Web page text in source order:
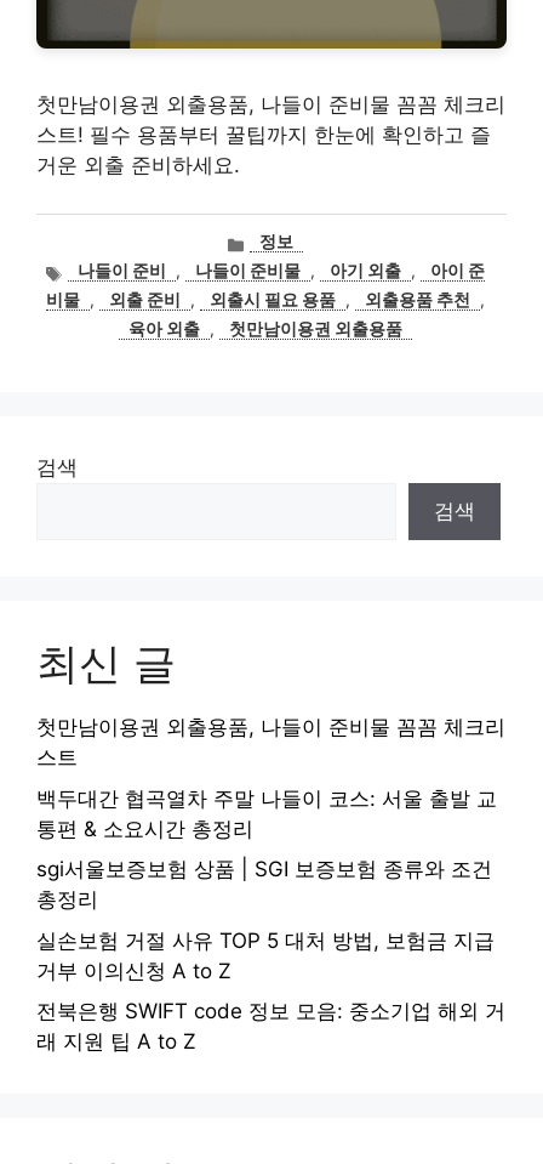
첫만남이용권 외출용품, 나들이 준비물 꼼꼼 체크리
스트! 필수 용품부터 꿀팁까지 한눈에 확인하고 즐
거운 외출 준비하세요.
카
테
고
리
정보
태
그
나들이 준비 , 나들이 준비물 , 아기 외출 ,
아이 준
비물 , 외출 준비 , 외출시 필요 용품 , 외출용품 추천
,
육아 외출 , 첫만남이용권 외출용품
검색
검색
최신 글
첫만남이용권 외출용품, 나들이 준비물 꼼꼼 체크리
스트
백두대간 협곡열차 주말 나들이 코스: 서울 출발 교
통편 & 소요시간 총정리
sgi서울보증보험 상품 | SGI 보증보험 종류와 조건
총정리
실손보험 거절 사유 TOP 5 대처 방법, 보험금 지급
거부 이의신청 A to Z
전북은행 SWIFT code 정보 모음: 중소기업 해외 거
래 지원 팁 A to Z